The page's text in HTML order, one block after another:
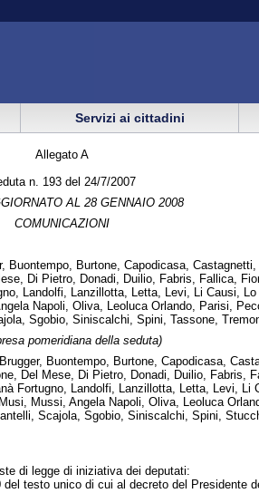
Servizi ai cittadini
Allegato A
n. 193 del 24/7/2007
AL 28 GENNAIO 2008
COMUNICAZIONI
Burtone, Capodicasa,
Di Pietro, Donadi, Duilio, Fabris, Fallica,
Landolfi, Lanzillotta, Letta, Levi, Li Causi,
Napoli, Oliva, Leoluca Orlando, Parisi,
Sgobio, Siniscalchi, Spini, Tassone,
pomeridiana della seduta)
Buontempo, Burtone, Capodicasa,
Del Mese, Di Pietro, Donadi, Duilio, Fabris,
Fortugno, Landolfi, Lanzillotta, Letta, Levi, Li
Mussi, Angela Napoli, Oliva, Leoluca
Scajola, Sgobio, Siniscalchi, Spini,
di legge di iniziativa dei deputati:
testo unico di cui al decreto del Presidente